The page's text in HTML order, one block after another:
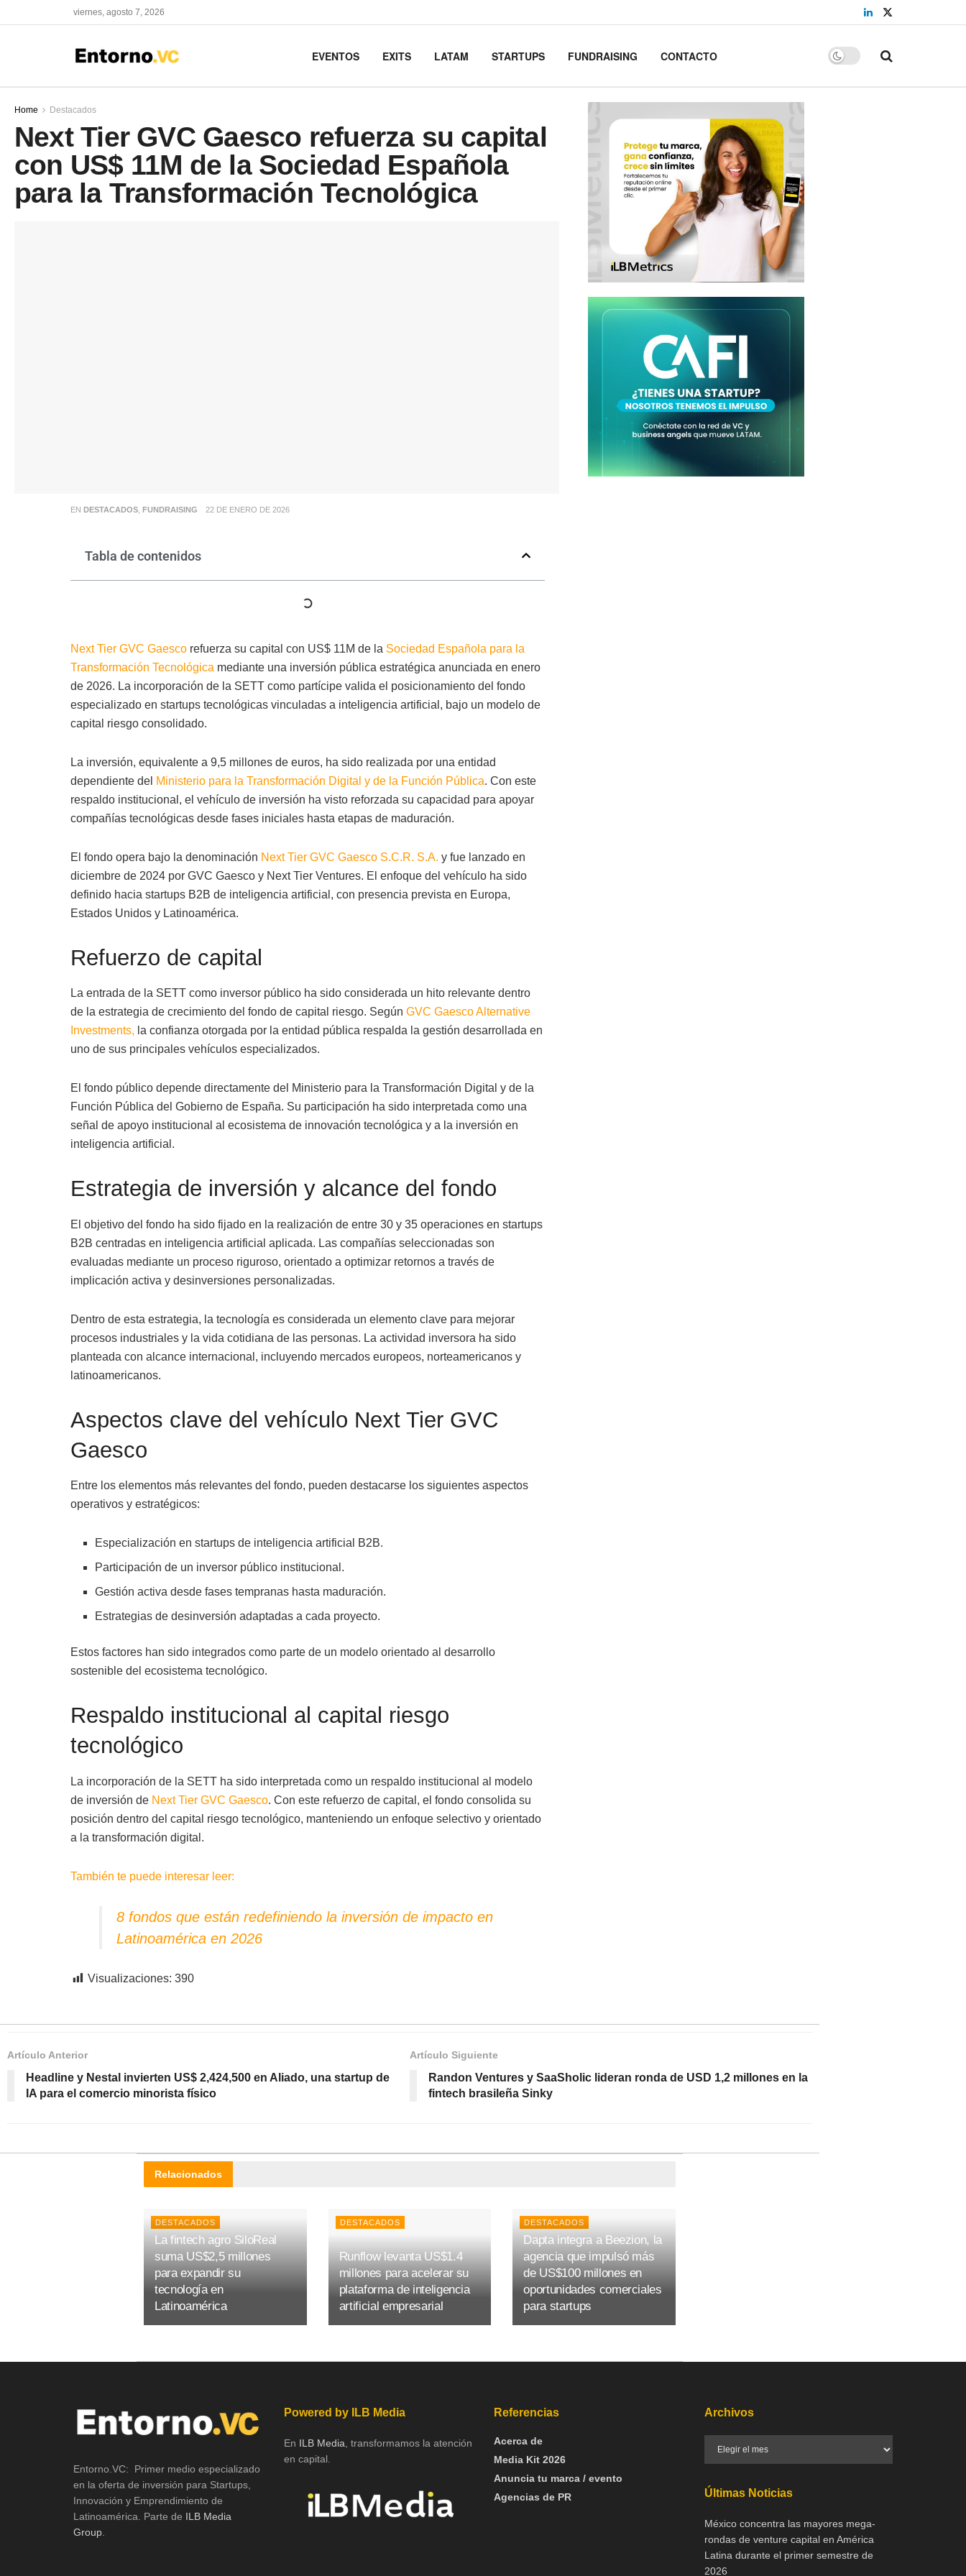
viernes, agosto 7, 2026
EVENTOS EXITS LATAM STARTUPS FUNDRAISING CONTACTO
Home Destacados
Next Tier GVC Gaesco refuerza su capital
con US$ 11M de la Sociedad Española
para la Transformación Tecnológica
EN DESTACADOS, FUNDRAISING 22 DE ENERO DE 2026
Tabla de contenidos
Next Tier GVC Gaescorefuerza su capital con US$ 11M de la Sociedad Española para la
Transformación Tecnológica mediante una inversión pública estratégica anunciada en enero
de 2026. La incorporación de la SETT como partícipe valida el posicionamiento del fondo
especializado en startups tecnológicas vinculadas a inteligencia artificial, bajo un modelo de
capital riesgo consolidado.
La inversión, equivalente a 9,5 millones de euros, ha sido realizada por una entidad
dependiente del Ministerio para la Transformación Digital y de la Función Pública. Con este
respaldo institucional, el vehículo de inversión ha visto reforzada su capacidad para apoyar
compañías tecnológicas desde fases iniciales hasta etapas de maduración.
El fondo opera bajo la denominación Next Tier GVC Gaesco S.C.R. S.A. y fue lanzado en
diciembre de 2024 por GVC Gaesco y Next Tier Ventures. El enfoque del vehículo ha sido
definido hacia startups B2B de inteligencia artificial, con presencia prevista en Europa,
Estados Unidos y Latinoamérica.
Refuerzo de capital
La entrada de la SETT como inversor público ha sido considerada un hito relevante dentro
de la estrategia de crecimiento del fondo de capital riesgo. Según GVC Gaesco Alternative
Investments, la confianza otorgada por la entidad pública respalda la gestión desarrollada en
uno de sus principales vehículos especializados.
El fondo público depende directamente del Ministerio para la Transformación Digital y de la
Función Pública del Gobierno de España. Su participación ha sido interpretada como una
señal de apoyo institucional al ecosistema de innovación tecnológica y a la inversión en
inteligencia artificial.
Estrategia de inversión y alcance del fondo
El objetivo del fondo ha sido fijado en la realización de entre 30 y 35 operaciones en startups
B2B centradas en inteligencia artificial aplicada. Las compañías seleccionadas son
evaluadas mediante un proceso riguroso, orientado a optimizar retornos a través de
implicación activa y desinversiones personalizadas.
Dentro de esta estrategia, la tecnología es considerada un elemento clave para mejorar
procesos industriales y la vida cotidiana de las personas. La actividad inversora ha sido
planteada con alcance internacional, incluyendo mercados europeos, norteamericanos y
latinoamericanos.
Aspectos clave del vehículo Next Tier GVC
Gaesco
Entre los elementos más relevantes del fondo, pueden destacarse los siguientes aspectos
operativos y estratégicos:
Especialización en startups de inteligencia artificial B2B.
Participación de un inversor público institucional.
Gestión activa desde fases tempranas hasta maduración.
Estrategias de desinversión adaptadas a cada proyecto.
Estos factores han sido integrados como parte de un modelo orientado al desarrollo
sostenible del ecosistema tecnológico.
Respaldo institucional al capital riesgo
tecnológico
La incorporación de la SETT ha sido interpretada como un respaldo institucional al modelo
de inversión de Next Tier GVC Gaesco. Con este refuerzo de capital, el fondo consolida su
posición dentro del capital riesgo tecnológico, manteniendo un enfoque selectivo y orientado
a la transformación digital.
También te puede interesar leer:
8 fondos que están redefiniendo la inversión de impacto en
Latinoamérica en 2026
Visualizaciones: 390
Artículo Anterior
Headline y Nestal invierten US$ 2,424,500 en Aliado, una startup de
IA para el comercio minorista físico
Artículo Siguiente
Randon Ventures y SaaSholic lideran ronda de USD 1,2 millones en la
fintech brasileña Sinky
Relacionados
DESTACADOS
La fintech agro SiloReal
suma US$2,5 millones
para expandir su
tecnología en
Latinoamérica
DESTACADOS
Runflow levanta US$1.4
millones para acelerar su
plataforma de inteligencia
artificial empresarial
DESTACADOS
Dapta integra a Beezion, la
agencia que impulsó más
de US$100 millones en
oportunidades comerciales
para startups
Entorno.VC: Primer medio especializado
en la oferta de inversión para Startups,
Innovación y Emprendimiento de
Latinoamérica. Parte de ILB Media
Group.
Powered by ILB Media
En ILB Media , transformamos la atención
en capital.
Referencias
Acerca de
Media Kit 2026
Anuncia tu marca / evento
Agencias de PR
Archivos
Últimas Noticias
México concentra las mayores mega-
rondas de venture capital en América
Latina durante el primer semestre de
2026